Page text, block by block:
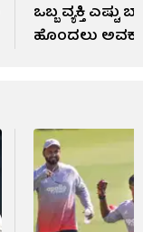
ಒಬ್ಬ ವ್ಯಕ್ತಿ ಎಷ್ಟು
ಹೊಂದಲು